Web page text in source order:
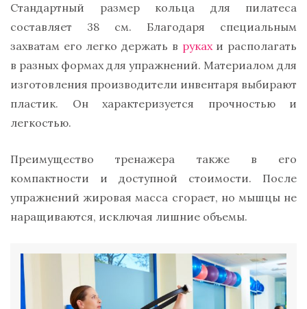
Стандартный размер кольца для пилатеса
составляет 38 см. Благодаря специальным
захватам его легко держать в рукахи располагать
в разных формах для упражнений. Материалом для
изготовления производители инвентаря выбирают
пластик. Он характеризуется прочностью и
легкостью.
Преимущество тренажера также в его
компактности и доступной стоимости. После
упражнений жировая масса сгорает, но мышцы не
наращиваются, исключая лишние объемы.